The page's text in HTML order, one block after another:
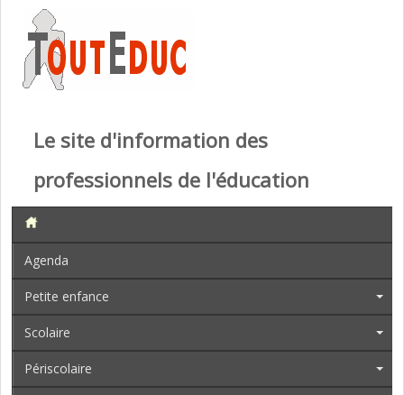
Le site d'information des
professionnels de l'éducation
Agenda
Petite enfance
Scolaire
Périscolaire